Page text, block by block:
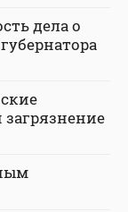
дела о